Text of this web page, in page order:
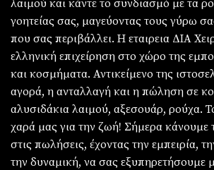
λαιμού και κάντε το συνδιασμό με τα
γοητείας σας, μαγεύοντας τους γύρω
που σας περιβάλλει. Η εταιρεια ΔΙΑ
ελληνική επιχείρηση στο χώρο της
και κοσμήματα. Αντικείμενο της
αγορά, η ανταλλαγή και η πώληση σε
αλυσιδάκια λαιμού, αξεσουάρ, ρούχα.
χαρά μας για την ζωή! Σήμερα κάνουμε
στις πωλήσεις, έχοντας την εμπειρία,
την δυναμική, να σας εξυπηρετήσουμε